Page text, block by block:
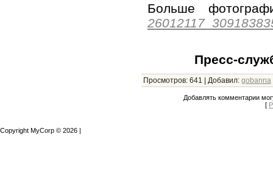
Больше
Пресс-
Просмотров: 641 | Добавил: gobanna
Добавлять комментарии
[
Copyright MyCorp © 2026 |